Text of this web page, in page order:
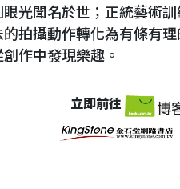
光聞名於世；正統藝術
拍攝動作轉化為有條有
作中發現樂趣。
立即前往